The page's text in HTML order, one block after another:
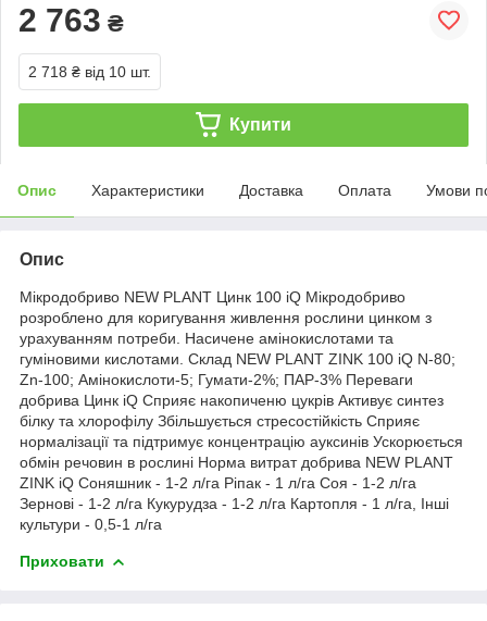
2 763 ₴
2 718 ₴ від 10 шт.
Купити
Опис Характеристики Доставка Оплата Умови
Опис
Мікродобриво NEW PLANT Цинк 100 iQ Мікродобриво
розроблено для коригування живлення рослини цинком з
урахуванням потреби. Насичене амінокислотами та
гуміновими кислотами. Склад NEW PLANT ZINK 100 iQ N-80;
Zn-100; Амінокислоти-5; Гумати-2%; ПАР-3% Переваги
добрива Цинк iQ Сприяє накопиченю цукрів Активує синтез
білку та хлорофілу Збільшується стресостійкість Сприяє
нормалізації та підтримує концентрацію ауксинів Ускорюється
обмін речовин в рослині Норма витрат добрива NEW PLANT
ZINK iQ Соняшник - 1-2 л/га Ріпак - 1 л/га Соя - 1-2 л/га
Зернові - 1-2 л/га Кукурудза - 1-2 л/га Картопля - 1 л/га, Інші
культури - 0,5-1 л/га
Приховати